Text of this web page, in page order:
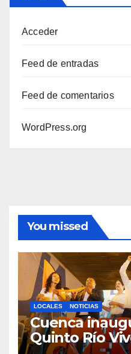
Acceder
Feed de entradas
Feed de comentarios
WordPress.org
You missed
LOCALES NOTICIAS
Cuenca
Quinto Río